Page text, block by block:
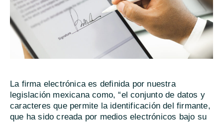
La firma electrónica es definida por nuestra
legislación mexicana como, “el conjunto de datos y
caracteres que permite la identificación del firmante,
que ha sido creada por medios electrónicos bajo su